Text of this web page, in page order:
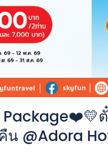
Package❤️💛
น @Adora